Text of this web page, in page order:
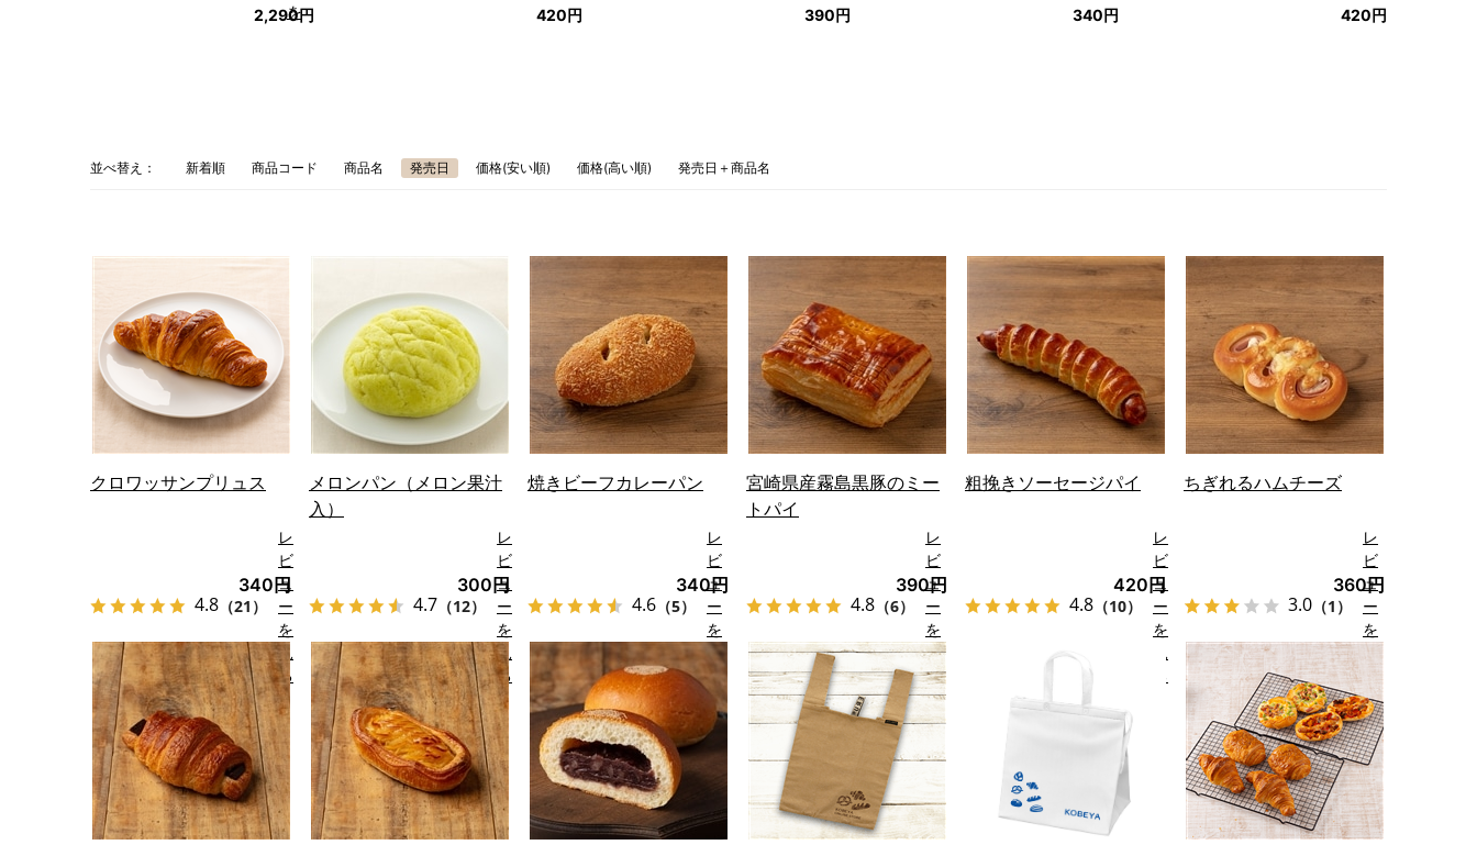
を
2,290円 420円 390円 340円 420円
並べ替え： 新着順 商品コード 商品名 発売日 価格(安い順) 価格(高い順) 発売日＋商品名
クロワッサンプリュス
4.8 （21）
レ
ビ
ュ
ー
を
見
る
340円
メロンパン（メロン果汁
入）
4.7 （12）
レ
ビ
ュ
ー
を
見
る
300円
焼きビーフカレーパン
4.6 （5）
レ
ビ
ュ
ー
を
見
る
340円
宮崎県産霧島黒豚のミー
トパイ
4.8 （6）
レ
ビ
ュ
ー
を
見
る
390円
粗挽きソーセージパイ
4.8 （10）
レ
ビ
ュ
ー
を
見
る
420円
ちぎれるハムチーズ
3.0 （1）
レ
ビ
ュ
ー
を
見
る
360円